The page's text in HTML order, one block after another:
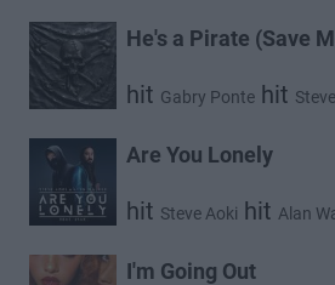
He's a Pirate (Save
hit Gabry Ponte hit
Are You Lonely
hit Steve Aoki hit Alan
I'm Going Out